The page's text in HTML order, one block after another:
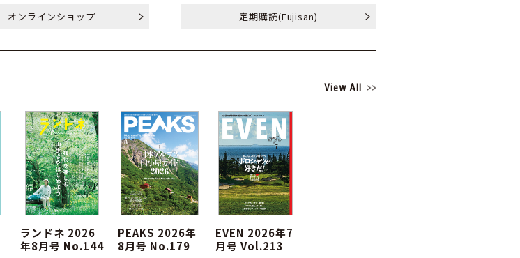
オンラインショップ 定期購読(Fujisan)
View All
ランドネ 2026
年8月号 No.144
PEAKS 2026年
8月号 No.179
EVEN 2026年7
月号 Vol.213